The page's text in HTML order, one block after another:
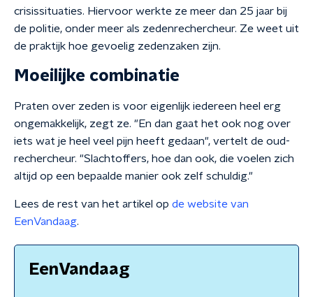
crisissituaties. Hiervoor werkte ze meer dan 25 jaar bij
de politie, onder meer als zedenrechercheur. Ze weet uit
de praktijk hoe gevoelig zedenzaken zijn.
Moeilijke combinatie
Praten over zeden is voor eigenlijk iedereen heel erg
ongemakkelijk, zegt ze. "En dan gaat het ook nog over
iets wat je heel veel pijn heeft gedaan", vertelt de oud-
rechercheur. "Slachtoffers, hoe dan ook, die voelen zich
altijd op een bepaalde manier ook zelf schuldig."
Lees de rest van het artikel op de website van
EenVandaag.
EenVandaag